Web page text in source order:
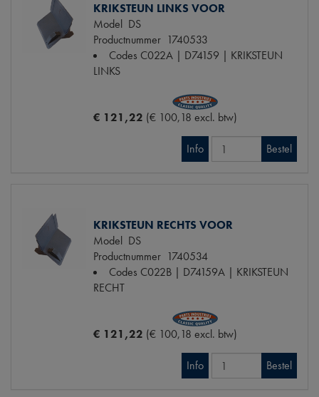
KRIKSTEUN LINKS VOOR
Model DS
Productnummer 1740533
Codes C022A | D74159 | KRIKSTEUN
LINKS
€ 121,22 (€ 100,18 excl. btw)
Info Bestel
KRIKSTEUN RECHTS VOOR
Model DS
Productnummer 1740534
Codes C022B | D74159A | KRIKSTEUN
RECHT
€ 121,22 (€ 100,18 excl. btw)
Info Bestel